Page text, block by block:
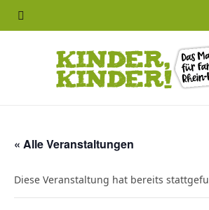
« Alle Veranstaltungen
Diese Veranstaltung hat bereits